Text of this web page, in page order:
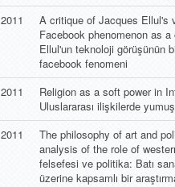
2011
A critique of Jacques Ellul's
Facebook phenomenon as
Ellul'un teknoloji görüşünün
facebook fenomeni
2011
Religion as a soft power in
Uluslararası ilişkilerde
2011
The philosophy of art and
analysis of the role of
felsefesi ve politika: Batı
üzerine kapsamlı bir